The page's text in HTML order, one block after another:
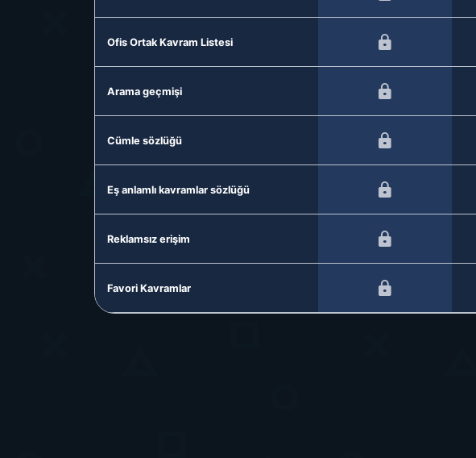
Ofis Ortak Kavram Listesi
Arama geçmişi
Cümle sözlüğü
Eş anlamlı kavramlar sözlüğü
Reklamsız erişim
Favori Kavramlar